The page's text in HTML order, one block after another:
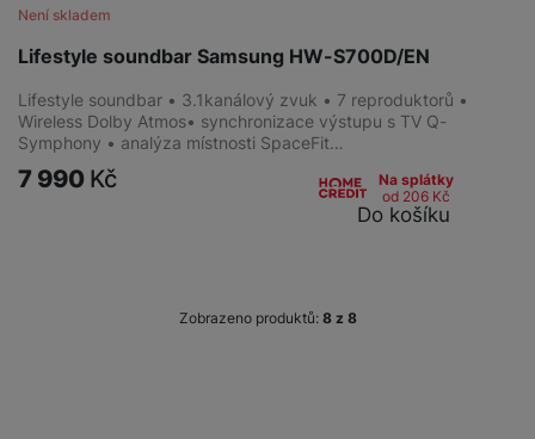
Lifestyle soundbar Samsung HW-S700D/EN
Není skladem
Lifestyle soundbar • 3.1kanálový zvuk • 7 reproduktorů •
Wireless Dolby Atmos• synchronizace výstupu s TV Q-
Symphony • analýza místnosti SpaceFit…
7 990 Kč
Na splátky
od 206 Kč
Do košíku
Zobrazeno produktů: z 8